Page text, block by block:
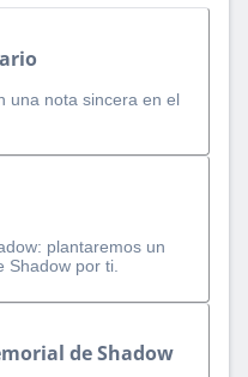
una nota sincera en el
plantaremos un
Shadow por ti.
de Shadow